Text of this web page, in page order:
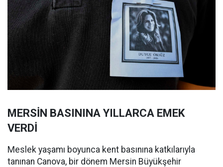
MERSİN BASININA YILLARCA EMEK
VERDİ
Meslek yaşamı boyunca kent basınına katkılarıyla
tanınan Canova, bir dönem Mersin Büyükşehir